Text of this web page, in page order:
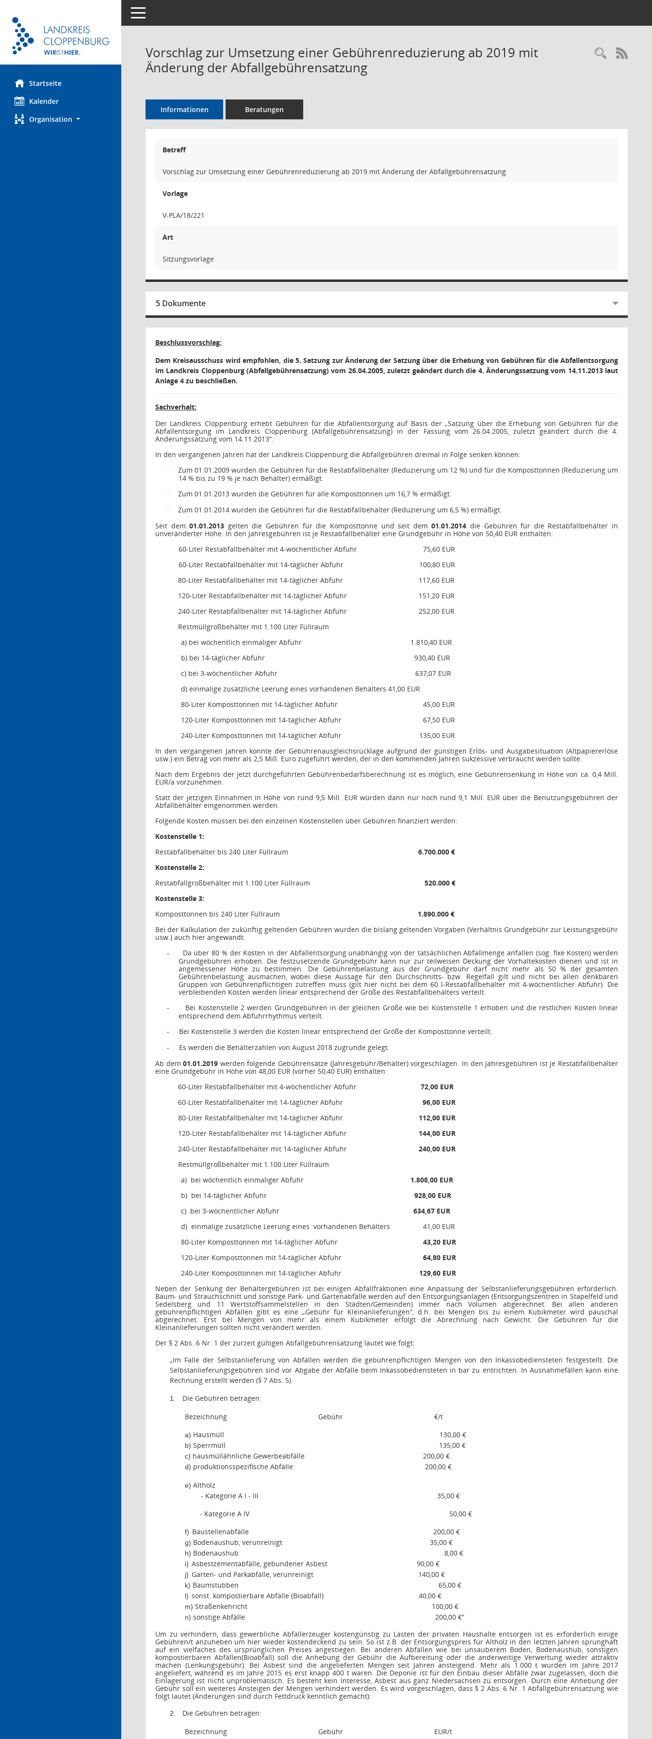
Startseite
Kalender
Organisation
Toggle navigation
Vorschlag zur Umsetzung einer Gebührenreduzierung ab 2019 mit
Änderung der Abfallgebührensatzung
Informationen Beratungen
Betreff
Vorschlag zur Umsetzung einer Gebührenreduzierung ab 2019 mit Änderung der Abfallgebührensatzung
Vorlage
V-PLA/18/221
Art
Sitzungsvorlage
5 Dokumente
Beschlussvorschlag:
Dem Kreisausschuss wird empfohlen, die 5. Satzung zur Änderung der Satzung über die Erhebung von Gebühren für die Abfallentsorgung
im Landkreis Cloppenburg (Abfallgebührensatzung) vom 26.04.2005, zuletzt geändert durch die 4. Änderungssatzung vom 14.11.2013 laut
Anlage 4 zu beschließen.
Sachverhalt:
Der Landkreis Cloppenburg erhebt Gebühren für die Abfallentsorgung auf Basis der „Satzung über die Erhebung von Gebühren für die
Abfallentsorgung im Landkreis Cloppenburg (Abfallgebührensatzung) in der Fassung vom 26.04.2005, zuletzt geändert durch die 4.
Änderungssatzung vom 14.11.2013“.
In den vergangenen Jahren hat der Landkreis Cloppenburg die Abfallgebühren dreimal in Folge senken können:
·
Zum 01.01.2009 wurden die Gebühren für die Restabfallbehälter (Reduzierung um 12 %) und für die Komposttonnen (Reduzierung um
14 % bis zu 19 % je nach Behälter) ermäßigt.
· Zum 01.01.2013 wurden die Gebühren für alle Komposttonnen um 16,7 % ermäßigt.
·
Zum 01.01.2014 wurden die Gebühren für die Restabfallbehälter (Reduzierung um 6,5 %) ermäßigt.
Seit dem01.01.2013 gelten die Gebühren für die Komposttonne und seit dem01.01.2014 die Gebühren für die Restabfallbehälter in
unveränderter Höhe. In den Jahresgebühren ist je Restabfallbehälter eine Grundgebühr in Höhe von 50,40 EUR enthalten:
60-Liter Restabfallbehälter mit 4-wöchentlicher Abfuhr
75,60 EUR
60-Liter Restabfallbehälter mit 14-täglicher Abfuhr
100,80 EUR
80-Liter Restabfallbehälter mit 14-täglicher Abfuhr
117,60 EUR
120-Liter Restabfallbehälter mit 14-täglicher Abfuhr
151,20 EUR
240-Liter Restabfallbehälter mit 14-täglicher Abfuhr
252,00 EUR
Restmüllgroßbehälter mit 1.100 Liter Füllraum
a) bei wöchentlich einmaliger Abfuhr
1.810,40 EUR
b) bei 14-täglicher Abfuhr
930,40 EUR
c) bei 3-wöchentlicher Abfuhr
637,07 EUR
d) einmalige zusätzliche Leerung eines vorhandenen Behälters 41,00 EUR
80-Liter Komposttonnen mit 14-täglicher Abfuhr
45,00 EUR
120-Liter Komposttonnen mit 14-täglicher Abfuhr
67,50 EUR
240-Liter Komposttonnen mit 14-täglicher Abfuhr
135,00 EUR
In den vergangenen Jahren konnte der Gebührenausgleichsrücklage aufgrund der günstigen Erlös- und Ausgabesituation (Altpapiererlöse
usw.) ein Betrag von mehr als 2,5 Mill. Euro zugeführt werden, der in den kommenden Jahren sukzessive verbraucht werden sollte.
Nach dem Ergebnis der jetzt durchgeführten Gebührenbedarfsberechnung ist es möglich, eine Gebührensenkung in Höhe von ca. 0,4 Mill.
EUR/a vorzunehmen.
Statt der jetzigen Einnahmen in Höhe von rund 9,5 Mill. EUR würden dann nur noch rund 9,1 Mill. EUR über die Benutzungsgebühren der
Abfallbehälter eingenommen werden.
Folgende Kosten müssen bei den einzelnen Kostenstellen über Gebühren finanziert werden:
Kostenstelle 1:
Restabfallbehälter bis 240 Liter Füllraum
6.700.000 €
Kostenstelle 2:
Restabfallgroßbehälter mit 1.100 Liter Füllraum
520.000 €
Kostenstelle 3:
Komposttonnen bis 240 Liter Füllraum
1.890.000 €
Bei der Kalkulation der zukünftig geltenden Gebühren wurden die bislang geltenden Vorgaben (Verhältnis Grundgebühr zur Leistungsgebühr
usw.) auch hier angewandt.
-
Da über 80 % der Kosten in der Abfallentsorgung unabhängig von der tatsächlichen Abfallmenge anfallen (sog. fixe Kosten) werden
Grundgebühren erhoben. Die festzusetzende Grundgebühr kann nur zur teilweisen Deckung der Vorhaltekosten dienen und ist in
angemessener Höhe zu bestimmen. Die Gebührenbelastung aus der Grundgebühr darf nicht mehr als 50 % der gesamten
Gebührenbelastung ausmachen, wobei diese Aussage für den Durchschnitts- bzw. Regelfall gilt und nicht bei allen denkbaren
Gruppen von Gebührenpflichtigen zutreffen muss (gilt hier nicht bei dem 60 l-Restabfallbehälter mit 4-wöchentlicher Abfuhr). Die
verbleibenden Kosten werden linear entsprechend der Größe des Restabfallbehälters verteilt.
-
Bei Kostenstelle 2 werden Grundgebühren in der gleichen Größe wie bei Kostenstelle 1 erhoben und die restlichen Kosten linear
entsprechend dem Abfuhrrhythmus verteilt.
- Bei Kostenstelle 3 werden die Kosten linear entsprechend der Größe der Komposttonne verteilt.
-
Es werden die Behälterzahlen von August 2018 zugrunde gelegt.
Ab dem01.01.2019 werden folgende Gebührensätze (Jahresgebühr/Behälter) vorgeschlagen. In den Jahresgebühren ist je Restabfallbehälter
eine Grundgebühr in Höhe von 48,00 EUR (vorher 50,40 EUR) enthalten:
60-Liter Restabfallbehälter mit 4-wöchentlicher Abfuhr
72,00 EUR
60-Liter Restabfallbehälter mit 14-täglicher Abfuhr
96,00 EUR
80-Liter Restabfallbehälter mit 14-täglicher Abfuhr
112,00 EUR
120-Liter Restabfallbehälter mit 14-täglicher Abfuhr
144,00 EUR
240-Liter Restabfallbehälter mit 14-täglicher Abfuhr
240,00 EUR
Restmüllgroßbehälter mit 1.100 Liter Füllraum
a) bei wöchentlich einmaliger Abfuhr
1.808,00 EUR
b) bei 14-täglicher Abfuhr
928,00 EUR
c) bei 3-wöchentlicher Abfuhr
634,67 EUR
d) einmalige zusätzliche Leerung eines vorhandenen Behälters
41,00 EUR
80-Liter Komposttonnen mit 14-täglicher Abfuhr
43,20 EUR
120-Liter Komposttonnen mit 14-täglicher Abfuhr
64,80 EUR
240-Liter Komposttonnen mit 14-täglicher Abfuhr
129,60 EUR
Neben der Senkung der Behältergebühren ist bei einigen Abfallfraktionen eine Anpassung der Selbstanlieferungsgebühren erforderlich.
Baum- und Strauchschnitt und sonstige Park- und Gartenabfälle werden auf den Entsorgungsanlagen (Entsorgungszentren in Stapelfeld und
Sedelsberg und 11 Wertstoffsammelstellen in den Städten/Gemeinden) immer nach Volumen abgerechnet. Bei allen anderen
gebührenpflichtigen Abfällen gibt es eine „Gebühr für Kleinanlieferungen“, d.h. bei Mengen bis zu einem Kubikmeter wird pauschal
abgerechnet. Erst bei Mengen von mehr als einem Kubikmeter erfolgt die Abrechnung nach Gewicht. Die Gebühren für die
Kleinanlieferungen sollten nicht verändert werden.
Der § 2 Abs. 6 Nr. 1 der zurzeit gültigen Abfallgebührensatzung lautet wie folgt:
„Im Falle der Selbstanlieferung von Abfällen werden die gebührenpflichtigen Mengen von den Inkassobediensteten festgestellt. Die
Selbstanlieferungsgebühren sind vor Abgabe der Abfälle beim Inkassobediensteten in bar zu entrichten. In Ausnahmefällen kann eine
Rechnung erstellt werden (§ 7 Abs. 5).
1.
Die Gebühren betragen:
Bezeichnung
Gebühr €/t
a) Hausmüll 130,00 €
b) Sperrmüll 135,00 €
c) hausmüllähnliche Gewerbeabfälle 200,00 €
d) produktionsspezifische Abfälle 200,00 €
e) Altholz
- Kategorie A I - III
35,00 €
- Kategorie A IV
50,00 €
f) Baustellenabfälle 200,00 €
g) Bodenaushub, verunreinigt 35,00 €
h) Bodenaushub 8,00 €
i) Asbestzementabfälle, gebundener Asbest 90,00 €
j) Garten- und Parkabfälle, verunreinigt 140,00 €
k) Baumstubben 65,00 €
l) sonst. kompostierbare Abfälle (Bioabfall) 40,00 €
m) Straßenkehricht 100,00 €
n) sonstige Abfälle
200,00 €“
Um zu verhindern, dass gewerbliche Abfallerzeuger kostengünstig zu Lasten der privaten Haushalte entsorgen ist es erforderlich einige
Gebühren/t anzuheben um hier wieder kostendeckend zu sein. So ist z.B. der Entsorgungspreis für Altholz in den letzten Jahren sprunghaft
auf ein vielfaches des ursprünglichen Preises angestiegen. Bei anderen Abfällen wie bei unsauberem Boden, Bodenaushub, sonstigen
kompostierbaren Abfällen(Bioabfall) soll die Anhebung der Gebühr die Aufbereitung oder die anderweitige Verwertung wieder attraktiv
machen (Lenkungsgebühr). Bei Asbest sind die angelieferten Mengen seit Jahren ansteigend. Mehr als 1.000 t wurden im Jahre 2017
angeliefert, während es im Jahre 2015 es erst knapp 400 t waren. Die Deponie ist für den Einbau dieser Abfälle zwar zugelassen, doch die
Einlagerung ist nicht unproblematisch. Es besteht kein Interesse, Asbest aus ganz Niedersachsen zu entsorgen. Durch eine Anhebung der
Gebühr soll ein weiteres Ansteigen der Mengen verhindert werden. Es wird vorgeschlagen, dass § 2 Abs. 6 Nr. 1 Abfallgebührensatzung wie
folgt lautet (Änderungen sind durch Fettdruck kenntlich gemacht):
2.
Die Gebühren betragen:
Bezeichnung
Gebühr EUR/t